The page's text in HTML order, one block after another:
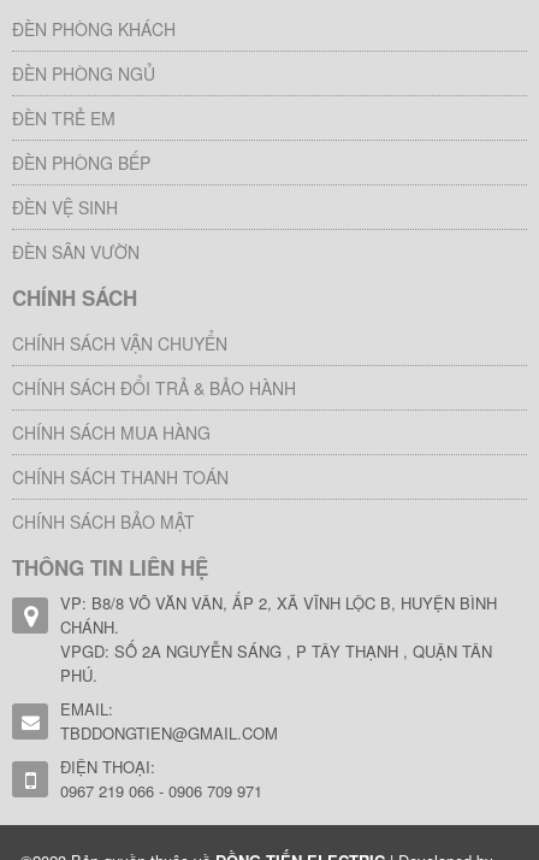
ĐÈN PHÒNG KHÁCH
ĐÈN PHÒNG NGỦ
ĐÈN TRẺ EM
ĐÈN PHÒNG BẾP
ĐÈN VỆ SINH
ĐÈN SÂN VƯỜN
CHÍNH SÁCH
CHÍNH SÁCH VẬN CHUYỂN
CHÍNH SÁCH ĐỔI TRẢ & BẢO HÀNH
CHÍNH SÁCH MUA HÀNG
CHÍNH SÁCH THANH TOÁN
CHÍNH SÁCH BẢO MẬT
THÔNG TIN LIÊN HỆ
VP: B8/8 VÕ VĂN VÂN, ẤP 2, XÃ VĨNH LỘC B, HUYỆN BÌNH
CHÁNH.
VPGD: SỐ 2A NGUYỄN SÁNG , P TÂY THẠNH , QUẬN TÂN
PHÚ.
EMAIL:
TBDDONGTIEN@GMAIL.COM
ĐIỆN THOẠI:
0967 219 066 - 0906 709 971